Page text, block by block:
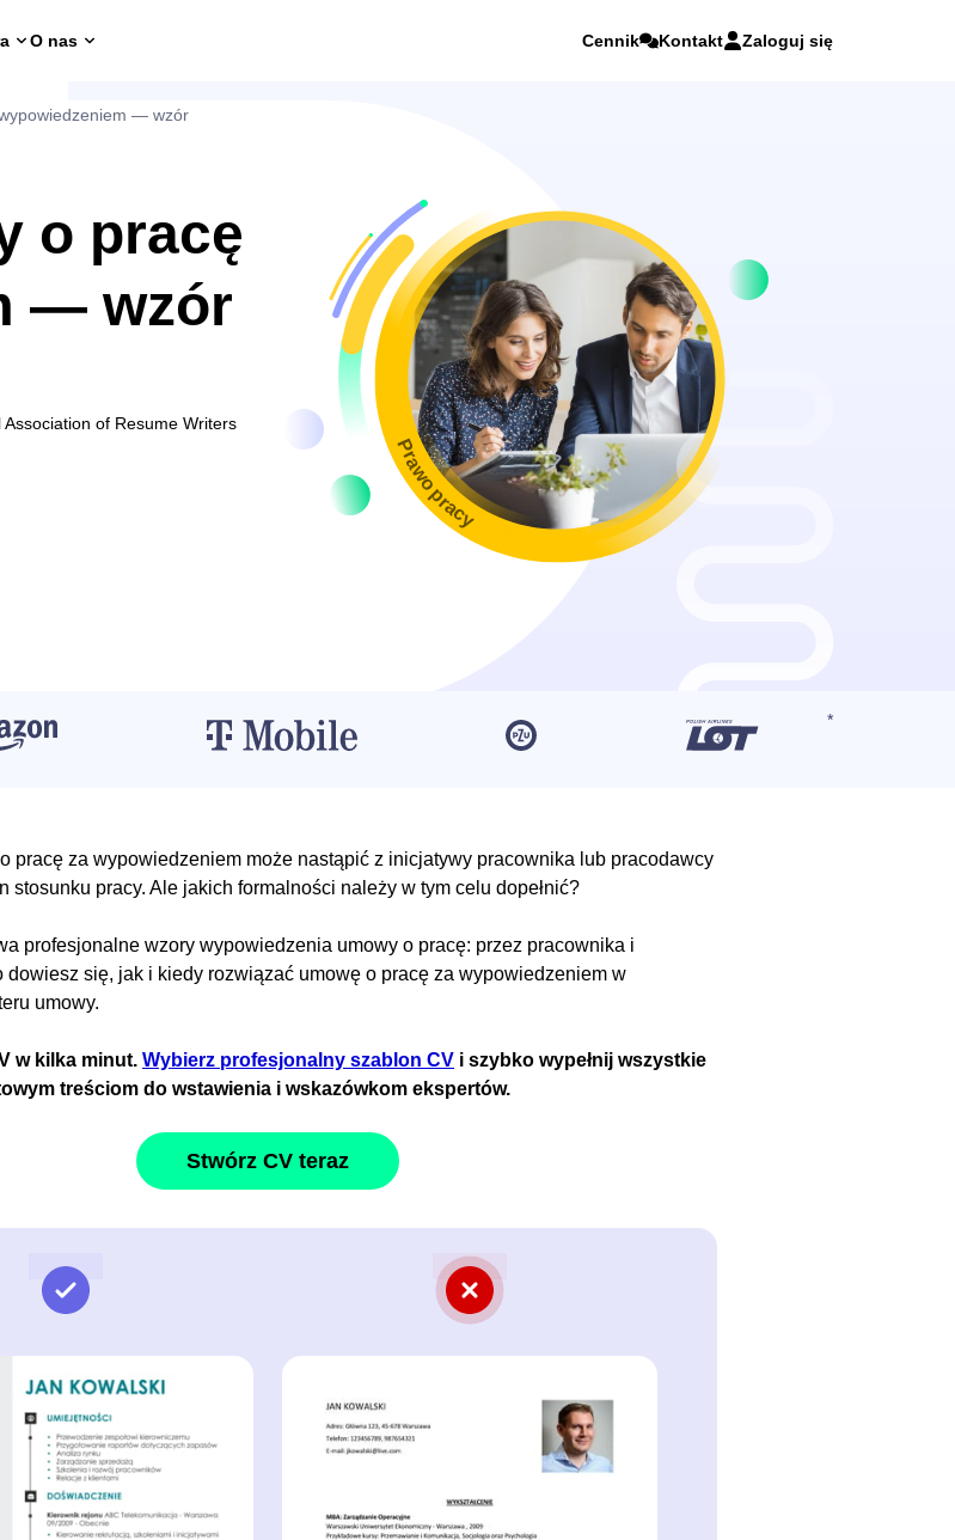
O nas Cennik Kontakt Zaloguj się
— wzór
o pracę
— wzór
of Resume Writers
Prawo pracy
pracę za wypowiedzeniem może nastąpić z inicjatywy pracownika lub pracodawcy
pracy. Ale jakich formalności należy w tym celu dopełnić?
profesjonalne wzory wypowiedzenia umowy o pracę: przez pracownika i
dowiesz się, jak i kiedy rozwiązać umowę o pracę za wypowiedzeniem w
umowy.
w kilka minut. Wybierz profesjonalny szablon CV i szybko wypełnij wszystkie
treściom do wstawienia i wskazówkom ekspertów.
Stwórz CV teraz